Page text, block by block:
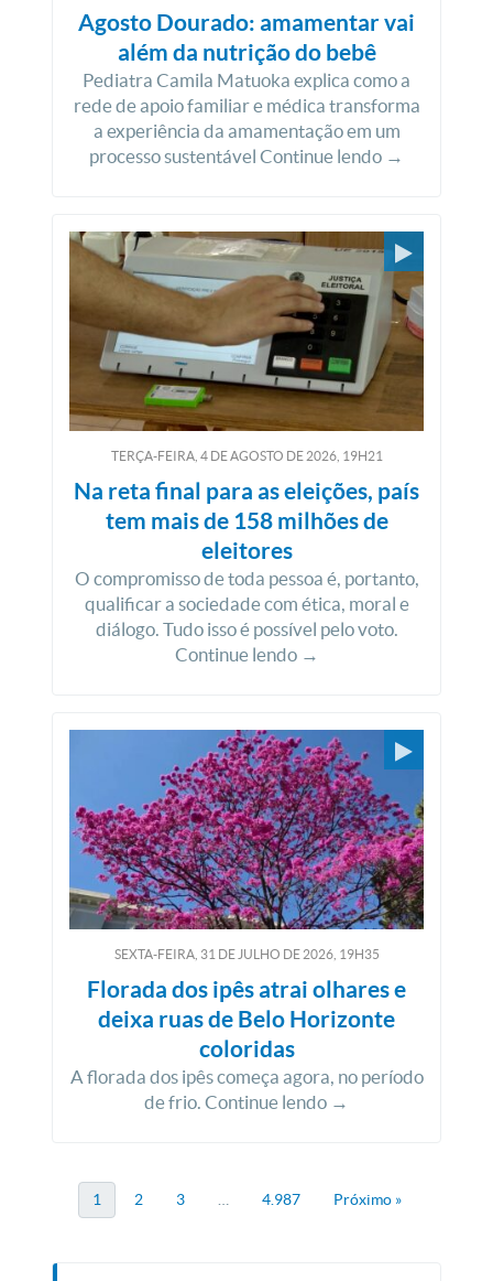
Agosto Dourado: amamentar vai
além da nutrição do bebê
Pediatra Camila Matuoka explica como a
rede de apoio familiar e médica transforma
a experiência da amamentação em um
processo sustentável Continue lendo →
TERÇA-FEIRA, 4DEAGOSTO DE2026, 19H21
Na reta final para as eleições, país
tem mais de 158 milhões de
eleitores
O compromisso de toda pessoa é, portanto,
qualificar a sociedade com ética, moral e
diálogo. Tudo isso é possível pelo voto.
Continue lendo →
SEXTA-FEIRA, 31 DEJULHO DE2026, 19H35
Florada dos ipês atrai olhares e
deixa ruas de Belo Horizonte
coloridas
A florada dos ipês começa agora, no período
de frio. Continue lendo →
1 2 3 4.987 Próximo »